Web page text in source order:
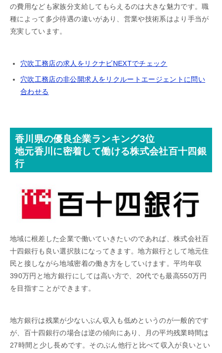
の費用なども家族分支給してもらえるのは大きな魅力です。職
種によって多少待遇の違いがあり、営業や技術系はより手当が
充実しています。
穴吹工務店の求人をリクナビNEXTでチェック
穴吹工務店の非公開求人をリクルートエージェントに問い
合わせる
香川県の優良企業ランキング3位
地元香川に密着して働ける株式会社百十四銀
行
地域に根差した企業で働いていきたいのであれば、株式会社百
十四銀行も良い選択肢になってきます。地方銀行として地元住
民と接しながら地域密着の働き方をしていけます。平均年収
390万円と地方銀行にしては高い方で、20代でも最高550万円
を目指すことができます。
地方銀行は残業が少ないぶん収入も低めというのが一般的です
が、百十四銀行の場合は逆の傾向にあり、月の平均残業時間は
27時間と少し長めです。そのぶん他行と比べて収入が良いとい